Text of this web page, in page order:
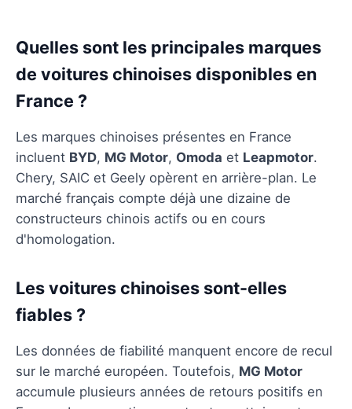
Quelles sont les principales marques
de voitures chinoises disponibles en
France ?
Les marques chinoises présentes en France
incluent BYD, MG Motor, Omoda et Leapmotor.
Chery, SAIC et Geely opèrent en arrière-plan. Le
marché français compte déjà une dizaine de
constructeurs chinois actifs ou en cours
d'homologation.
Les voitures chinoises sont-elles
fiables ?
Les données de fiabilité manquent encore de recul
sur le marché européen. Toutefois, MG Motor
accumule plusieurs années de retours positifs en